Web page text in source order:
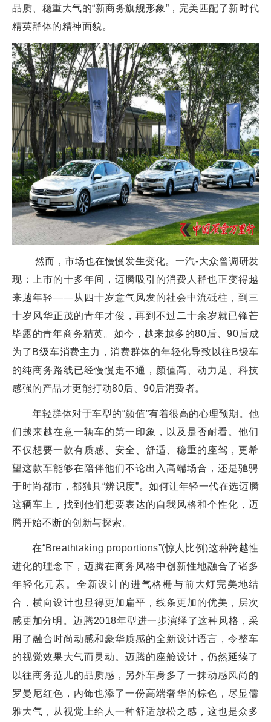
品质、稳重大气的“新商务旗舰形象”，完美匹配了新时代
精英群体的精神面貌。
然而，市场也在慢慢发生变化。一汽-大众曾调研发
现：上市的十多年间，迈腾吸引的消费人群也正变得越
来越年轻——从四十岁意气风发的社会中流砥柱，到三
十岁风华正茂的青年才俊，再到不过二十余岁就已锋芒
毕露的青年商务精英。如今，越来越多的80后、90后成
为了B级车消费主力，消费群体的年轻化导致以往B级车
的纯商务路线已经慢慢走不通，颜值高、动力足、科技
感强的产品才更能打动80后、90后消费者。
年轻群体对于车型的“颜值”有着很高的心理预期。他
们越来越在意一辆车的第一印象，以及是否耐看。他们
不仅想要一款有质感、安全、舒适、稳重的座驾，更希
望这款车能够在陪伴他们不论出入高端场合，还是驰骋
于时尚都市，都独具“辨识度”。如何让年轻一代在选迈腾
这辆车上，找到他们想要表达的自我风格和个性化，迈
腾开始不断的创新与探索。
在“Breathtaking proportions”(惊人比例)这种跨越性
进化的理念下，迈腾在商务风格中创新性地融合了诸多
年轻化元素。全新设计的进气格栅与前大灯完美地结
合，横向设计也显得更加扁平，线条更加的优美，层次
感更加分明。迈腾2018年型进一步演绎了这种风格，采
用了融合时尚动感和豪华质感的全新设计语言，令整车
的视觉效果大气而灵动。迈腾的座舱设计，仍然延续了
以往商务范儿的品质感，另外车身多了一抹动感风尚的
罗曼尼红色，内饰也添了一份高端奢华的棕色，尽显儒
雅大气，从视觉上给人一种舒适放松之感，这也是众多